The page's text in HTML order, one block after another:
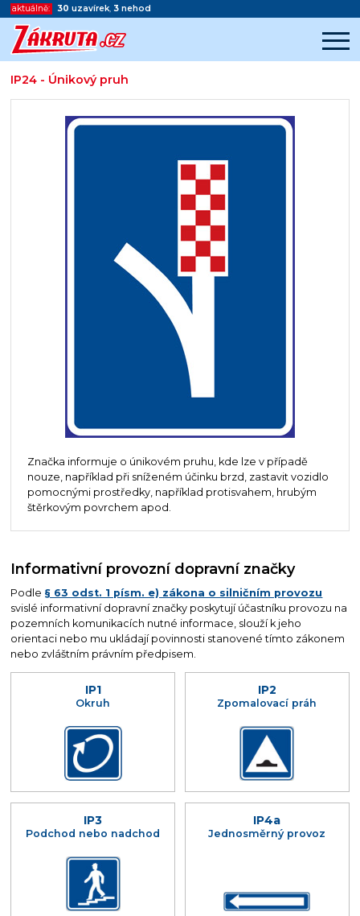
aktuálně: 30 uzavírek, 3 nehod
IP24 - Únikový pruh
Začátek reklamy
Konec reklamy
Značka informuje o únikovém pruhu, kde lze v případě
nouze, například při sníženém účinku brzd, zastavit vozidlo
pomocnými prostředky, například protisvahem, hrubým
štěrkovým povrchem apod.
Informativní provozní dopravní značky
Podle § 63 odst. 1 písm. e) zákona o silničním provozu
svislé informativní dopravní značky poskytují účastníku provozu na
pozemních komunikacích nutné informace, slouží k jeho
orientaci nebo mu ukládají povinnosti stanovené tímto zákonem
nebo zvláštním právním předpisem.
IP1
Okruh
IP2
Zpomalovací práh
IP3
Podchod nebo nadchod
IP4a
Jednosměrný provoz